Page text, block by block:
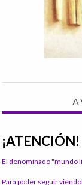
¡ATENCIÓN!
El denominado "mundo
Para poder seguir